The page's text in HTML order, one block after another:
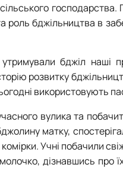
господарства.
роль бджільництва в
утримували бджіл наші
розвитку
використовують
вулика та
матку,
Учні побачили
дізнавшись про